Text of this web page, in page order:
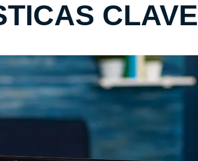
CLAVE